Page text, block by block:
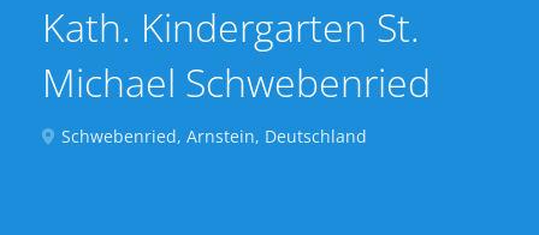
Kath. Kindergarten St.
Michael Schwebenried
Schwebenried, Arnstein, Deutschland